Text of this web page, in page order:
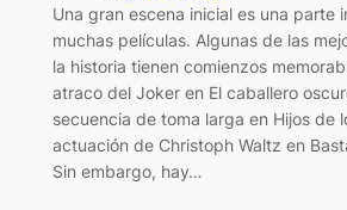
Una gran escena inicial es una parte
muchas películas. Algunas de las
la historia tienen comienzos
atraco del Joker en El caballero
secuencia de toma larga en Hijos de
actuación de Christoph Waltz en
Sin embargo, hay…